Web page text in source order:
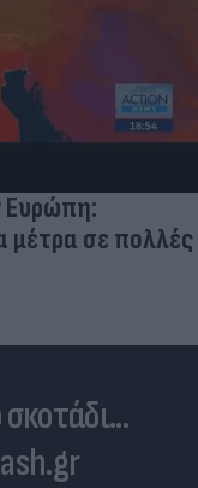
- Η κυρία Μέσι
την